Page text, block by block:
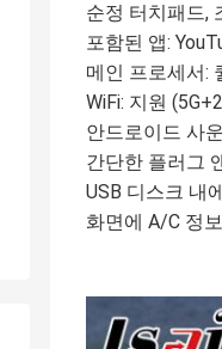
순정 터치패드,
포함된 앱:
메인 프로세서:
WiFi: 지원
안드로이드 사
간단한 플러그
USB 디스크 내
화면에 A/C 정